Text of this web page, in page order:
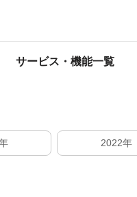
サービス・機能一覧
ン
2022年